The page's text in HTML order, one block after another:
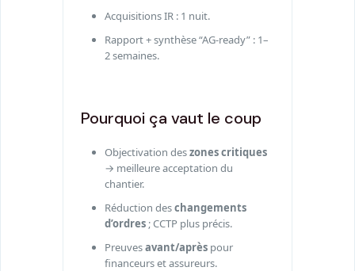
Acquisitions IR : 1 nuit.
Rapport + synthèse “AG-ready” : 1–
2 semaines.
Pourquoi ça vaut le coup
Objectivation deszones critiques
→ meilleure acceptation du
chantier.
Réduction deschangements
d’ordres ; CCTP plus précis.
Preuvesavant/après pour
financeurs et assureurs.